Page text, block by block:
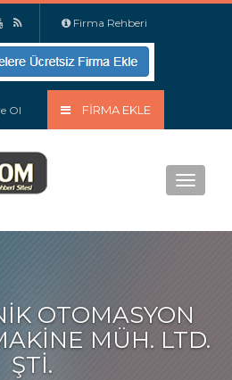
Firma Rehberi
Ol FIRMA EKLE
Menu
OTOMASYON
MÜH. LTD.
ŞTI.